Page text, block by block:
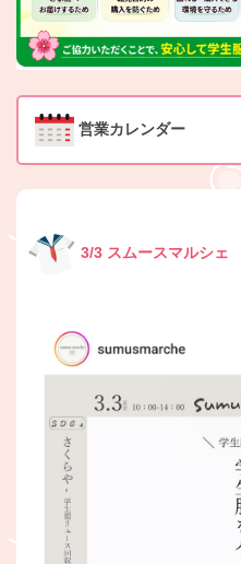
営業カレンダー
3/3 スムースマルシェ